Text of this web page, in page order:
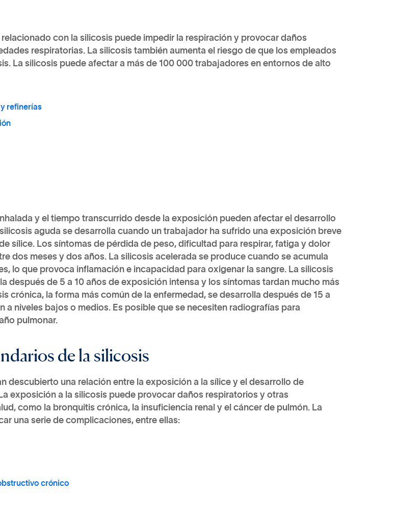
con la silicosis puede impedir la respiración y provocar daños
respiratorias. La silicosis también aumenta el riesgo de que los empleados
La silicosis puede afectar a más de 100 000 trabajadores en entornos de alto
refinerías
y el tiempo transcurrido desde la exposición pueden afectar el desarrollo
aguda se desarrolla cuando un trabajador ha sufrido una exposición breve
sílice. Los síntomas de pérdida de peso, dificultad para respirar, fatiga y dolor
dos meses y dos años. La silicosis acelerada se produce cuando se acumula
lo que provoca inflamación e incapacidad para oxigenar la sangre. La silicosis
después de 5 a 10 años de exposición intensa y los síntomas tardan mucho más
crónica, la forma más común de la enfermedad, se desarrolla después de 15 a
a niveles bajos o medios. Es posible que se necesiten radiografías para
pulmonar.
de la silicosis
descubierto una relación entre la exposición a la sílice y el desarrollo de
exposición a la silicosis puede provocar daños respiratorios y otras
como la bronquitis crónica, la insuficiencia renal y el cáncer de pulmón. La
una serie de complicaciones, entre ellas:
crónico